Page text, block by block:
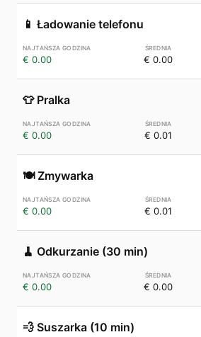
📱 Ładowanie telefonu
€ 0.00 € 0.00
👕 Pralka
€ 0.00 € 0.01
🍽️ Zmywarka
€ 0.00 € 0.01
🧹 Odkurzanie (30 min)
€ 0.00 € 0.00
💨 Suszarka (10 min)